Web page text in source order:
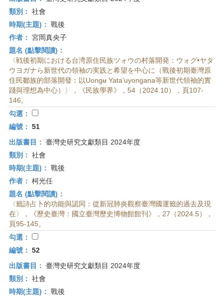
類別： 社會
時期(主題)： 戰後
作者： 宮岡真央子
題名 (點擊閱讀)：
〈戦後初期における台湾原住民族ツォウの村落開発：ウォグ•ヤタ
ウヨガナら新世代の領袖の実践と希望を中心に（戰後初期臺灣原
住民鄒族的部落開發：以Uongʉ Yata’uyongana等新世代領袖的實
踐與理想為中心）〉，《民族學界》，54（2024.10），頁107-
146。
勾選：
編號： 51
出版書目： 臺灣史研究文獻類目 2024年度
類別： 社會
時期(主題)： 戰後
作者： 柯光任
題名 (點擊閱讀)：
〈籤詩占卜的功能與認同：從新冠肺炎觀察臺灣國運籤的過去及現
在〉，《歷史臺灣：國立臺灣歷史博物館館刊》，27（2024.5），
頁95-145。
勾選：
編號： 52
出版書目： 臺灣史研究文獻類目 2024年度
類別： 社會
時期(主題)： 戰後